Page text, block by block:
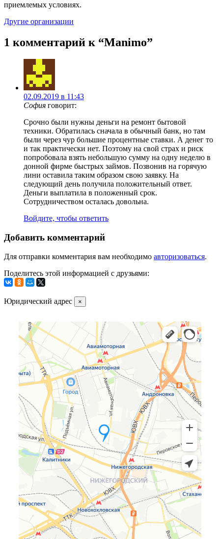
приемлемых условиях.
Другие организации
1 комментарий к “Manimo”
02.09.2019 в 11:43
София говорит:
Срочно были нужны деньги на ремонт бытовой
техники. Обратилась сначала в обычный банк, но там
были через чур большие процентные ставки. А денег то
и так практически нет. Поэтому на свой страх и риск
попробовала взять небольшую сумму на одну неделю в
донной фирме быстрых займов. Позвонив на горячую
лини оставила таким образом свою заявку. На
следующий день получила положительный ответ.
Деньги выплатила в положенный срок.
Сотрудничеством осталась довольна.
Войдите, чтобы ответить
Добавить комментарий
Для отправки комментария вам необходимо авторизоваться.
Поделитесь этой информацией с друзьями:
Юридический адрес ×